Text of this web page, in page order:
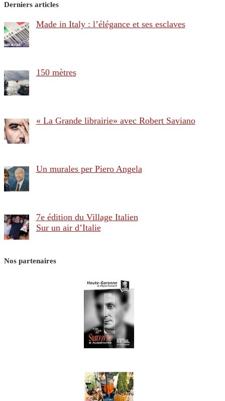
Derniers articles
Made in Italy : l’élégance et ses esclaves
150 mètres
« La Grande librairie» avec Robert Saviano
Un murales per Piero Angela
7e édition du Village Italien
Sur un air d’Italie
Nos partenaires